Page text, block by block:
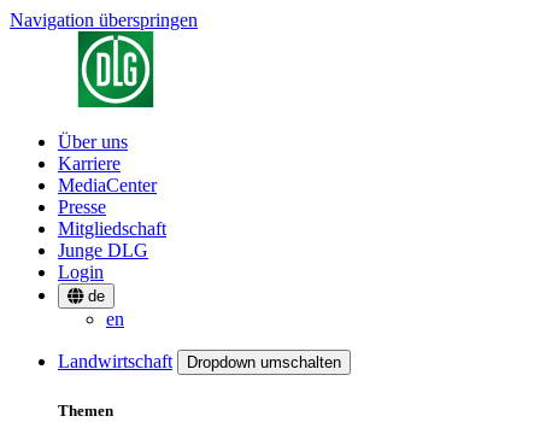
Navigation überspringen
Über uns
Karriere
MediaCenter
Presse
Mitgliedschaft
Junge DLG
Login
de
en
Landwirtschaft Dropdown umschalten
Themen